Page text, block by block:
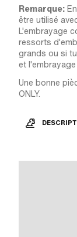
Remarque:
être utilisé
L'embrayage
ressorts
grands ou si
et
Une bonne
ONLY.